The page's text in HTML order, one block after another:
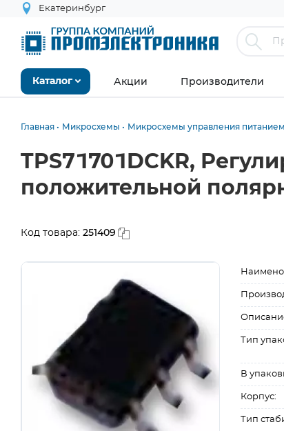
Екатеринбург
Каталог Акции Производители
Главная Микросхемы Микросхемы управления питанием
TPS71701DCKR,
положительной
Код товара: 251409
Тип
В
Корпус:
Тип